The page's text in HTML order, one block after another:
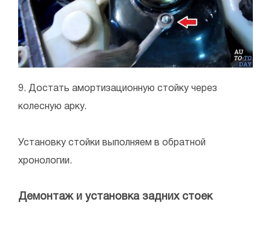
9. Достать амортизационную стойку через
колесную арку.
Установку стойки выполняем в обратной
хронологии.
Демонтаж и установка задних стоек